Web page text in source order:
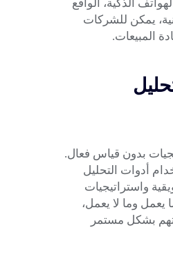
الذكية، الواقع
يمكن للشركات
المبيعات.
بدون قياس فعال.
أدوات التحليل
واستراتيجيات
يعمل وما لا يعمل،
بشكل مستمر